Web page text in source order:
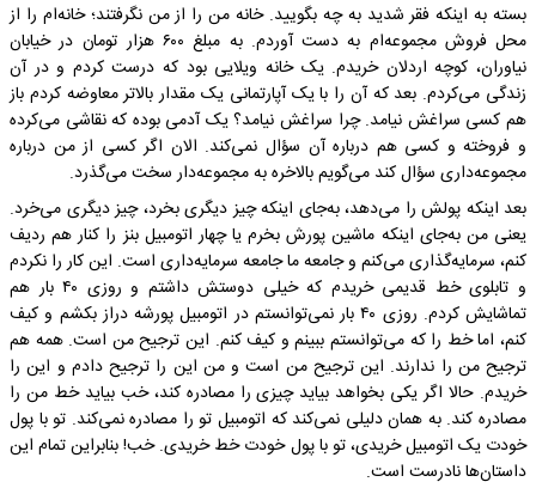
بسته به اینکه فقر شدید به چه بگویید. خانه من را از من نگرفتند؛ خانه‌ام را از
محل فروش مجموعه‌ام به دست آوردم. به مبلغ ۶۰۰ هزار تومان در خیابان
نیاوران، کوچه اردلان خریدم. یک خانه ویلایی بود که درست کردم و در آن
زندگی می‌کردم. بعد که آن را با یک آپارتمانی یک مقدار بالاتر معاوضه کردم باز
هم کسی سراغش نیامد. چرا سراغش نیامد؟ یک آدمی بوده که نقاشی می‌کرده
و فروخته و کسی هم درباره آن سؤال نمی‌کند. الان اگر کسی از من درباره
مجموعه‌داری سؤال کند می‌گویم بالاخره به مجموعه‌دار سخت می‌گذرد.
بعد اینکه پولش را می‌دهد، به‌جای اینکه چیز دیگری بخرد، چیز دیگری می‌خرد.
یعنی من به‌جای اینکه ماشین پورش بخرم یا چهار اتومبیل بنز را کنار هم ردیف
کنم، سرمایه‌گذاری می‌کنم و جامعه ما جامعه سرمایه‌داری است. این کار را نکردم
و تابلوی خط قدیمی خریدم که خیلی دوستش داشتم و روزی ۴۰ بار هم
تماشایش کردم. روزی ۴۰ بار نمی‌توانستم در اتومبیل پورشه دراز بکشم و کیف
کنم، اما خط را که می‌توانستم ببینم و کیف کنم. این ترجیح من است. همه هم
ترجیح من را ندارند. این ترجیح من است و من این را ترجیح دادم و این را
خریدم. حالا اگر یکی بخواهد بیاید چیزی را مصادره کند، خب بیاید خط من را
مصادره کند. به همان دلیلی نمی‌کند که اتومبیل تو را مصادره نمی‌کند. تو با پول
خودت یک اتومبیل خریدی، تو با پول خودت خط خریدی. خب! بنابراین تمام این
داستان‌ها نادرست است.